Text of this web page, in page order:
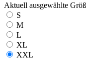
Aktuell ausgewählte
S
M
L
XL
XXL